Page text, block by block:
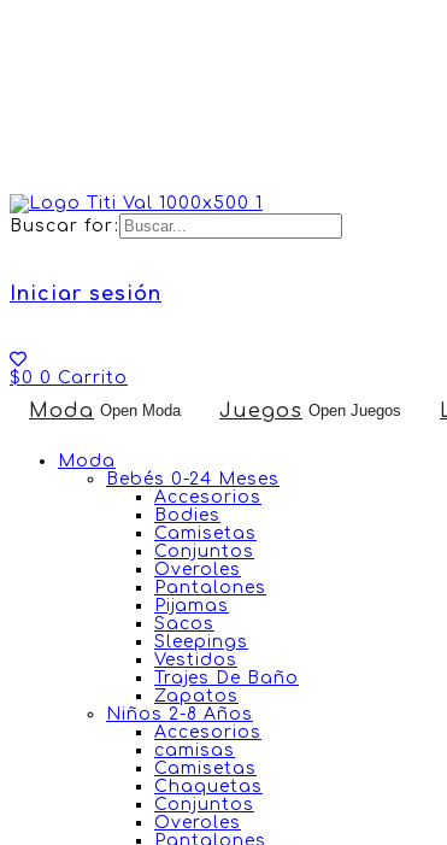
Buscar for:
Iniciar sesión
$0 0 Carrito
Moda Open Moda Juegos Open Juegos
Envíos gratis
AHORA!
Moda
Bebés 0-24 Meses
Accesorios
Bodies
Camisetas
Conjuntos
Overoles
Pantalones
Pijamas
Sacos
Sleepings
Vestidos
Trajes De Baño
Zapatos
Niños 2-8 Años
Accesorios
camisas
Camisetas
Chaquetas
Conjuntos
Overoles
Pantalones